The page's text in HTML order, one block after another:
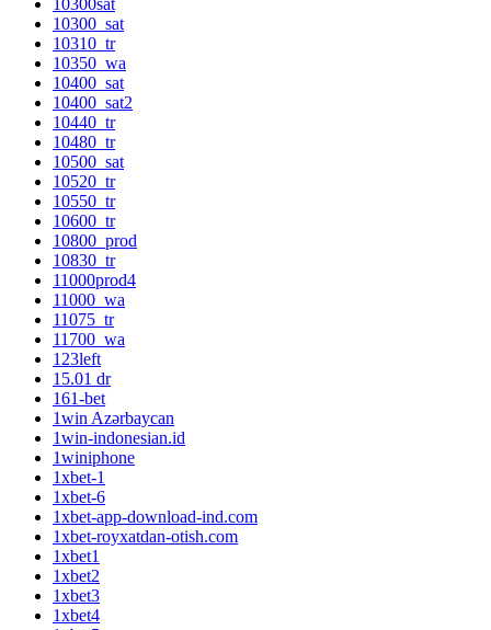
10300sat
10300_sat
10310_tr
10350_wa
10400_sat
10400_sat2
10440_tr
10480_tr
10500_sat
10520_tr
10550_tr
10600_tr
10800_prod
10830_tr
11000prod4
11000_wa
11075_tr
11700_wa
123left
15.01 dr
161-bet
1win Azərbaycan
1win-indonesian.id
1winiphone
1xbet-1
1xbet-6
1xbet-app-download-ind.com
1xbet-royxatdan-otish.com
1xbet1
1xbet2
1xbet3
1xbet4